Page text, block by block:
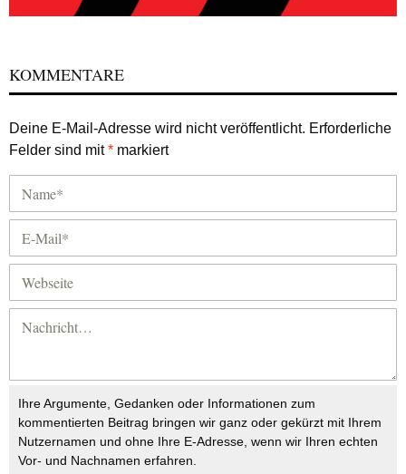
KOMMENTARE
Deine E-Mail-Adresse wird nicht veröffentlicht. Erforderliche
Felder sind mit* markiert
Ihre Argumente, Gedanken oder Informationen zum
kommentierten Beitrag bringen wir ganz oder gekürzt mit Ihrem
Nutzernamen und ohne Ihre E-Adresse, wenn wir Ihren echten
Vor- und Nachnamen erfahren.